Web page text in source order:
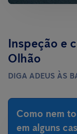
Inspeção e
Olhão
DIGA ADEUS ÀS
Como nem
em alguns